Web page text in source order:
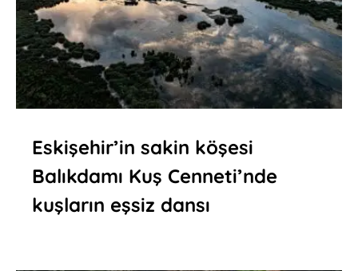
Eskişehir’in sakin köşesi
Balıkdamı Kuş Cenneti’nde
kuşların eşsiz dansı